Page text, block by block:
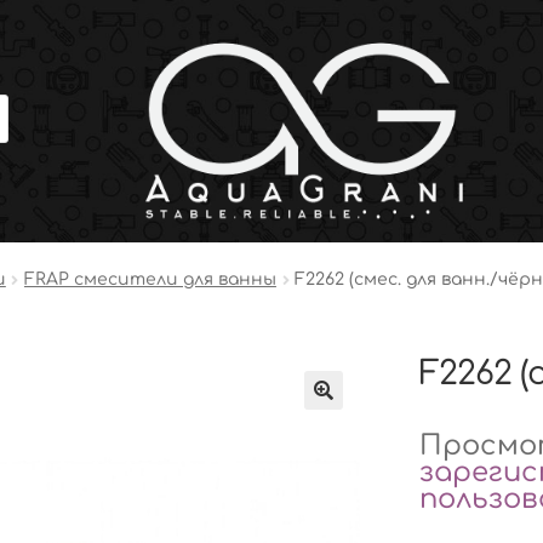
FRAP смесители для ванны F2262 (смес. для ванн./
F2262